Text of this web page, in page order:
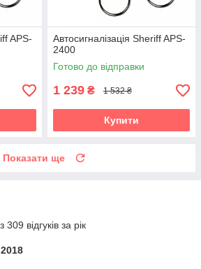
APS-
Автосигналізація Sheriff APS-
2400
Готово до відправки
1 239 ₴ 1 532 ₴
Купити
Показати ще
відгуків за рік